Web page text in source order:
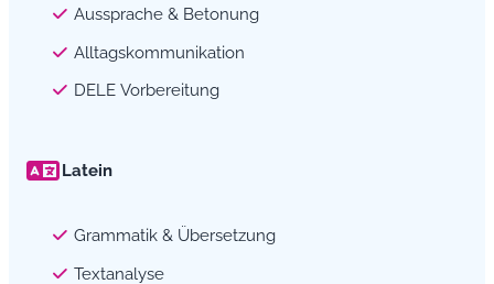
Aussprache & Betonung
Alltagskommunikation
DELE Vorbereitung
Latein
Grammatik & Übersetzung
Textanalyse